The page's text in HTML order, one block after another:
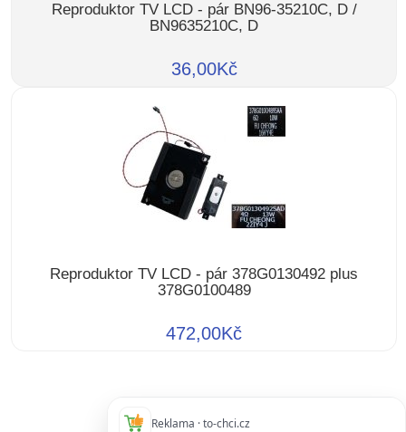
Reproduktor TV LCD - pár BN96-35210C, D /
BN9635210C, D
36,00Kč
Reproduktor TV LCD - pár 378G0130492 plus
378G0100489
472,00Kč
Reklama · to-chci.cz